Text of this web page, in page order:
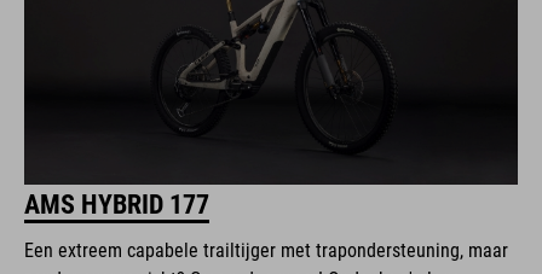
AMS HYBRID 177
Een extreem capabele trailtijger met trapondersteuning, maar